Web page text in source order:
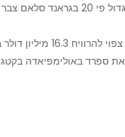
ספרד באולימפיאדה